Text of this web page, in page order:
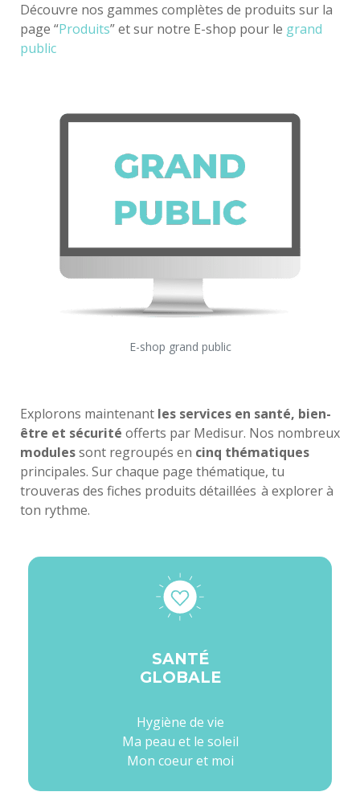
Découvre nos gammes complètes de produits sur la
page “Produits” et sur notre E-shop pour le grand
public
E-shop grand public
Explorons maintenant les services en santé, bien-
être et sécurité offerts par Medisur. Nos nombreux
modulessont regroupés en cinq thématiques
principales. Sur chaque page thématique, tu
trouveras des fiches produits détaillées à explorer à
ton rythme.
SANTÉ
GLOBALE
Hygiène de vie
Ma peau et le soleil
Mon coeur et moi